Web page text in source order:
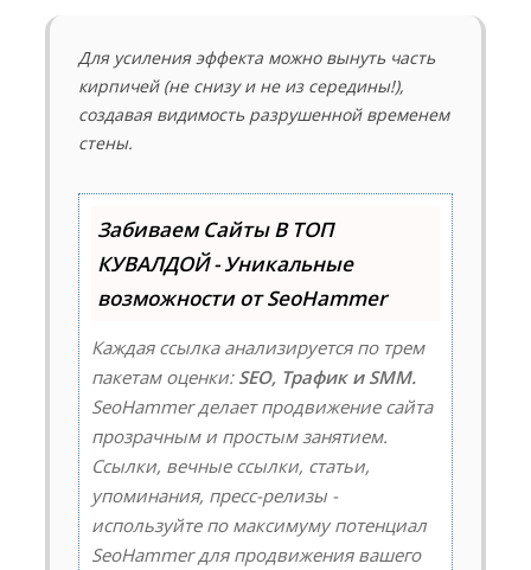
Для усиления эффекта можно вынуть часть
кирпичей (не снизу и не из середины!),
создавая видимость разрушенной временем
стены.
Забиваем Сайты В ТОП
КУВАЛДОЙ - Уникальные
возможности от SeoHammer
Каждая ссылка анализируется по трем
пакетам оценки: SEO, Трафик и SMM.
SeoHammer делает продвижение сайта
прозрачным и простым занятием.
Ссылки, вечные ссылки, статьи,
упоминания, пресс-релизы -
используйте по максимуму потенциал
SeoHammer для продвижения вашего